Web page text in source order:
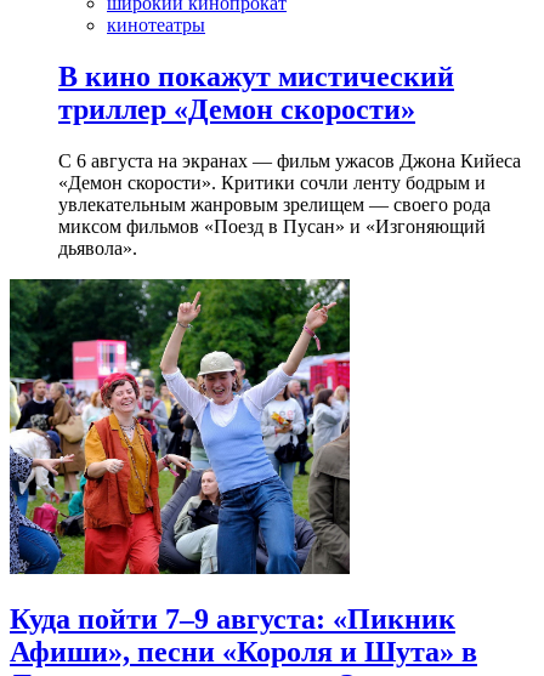
кинотеатры
В кино покажут мистический
триллер «Демон скорости»
С 6 августа на экранах — фильм ужасов Джона Кийеса
«Демон скорости». Критики сочли ленту бодрым и
увлекательным жанровым зрелищeм — своего рода
миксом фильмов «Поезд в Пусан» и «Изгоняющий
дьявола».
Куда пойти 7–9 августа: «Пикник
Афиши», песни «Короля и Шута» в